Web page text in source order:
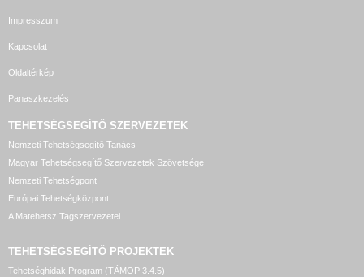
Impresszum
Kapcsolat
Oldaltérkép
Panaszkezelés
TEHETSÉGSEGÍTŐ SZERVEZETEK
Nemzeti Tehetségsegítő Tanács
Magyar Tehetségsegítő Szervezetek Szövetsége
Nemzeti Tehetségpont
Európai Tehetségközpont
A Matehetsz Tagszervezetei
TEHETSÉGSEGÍTŐ PROJEKTEK
Tehetséghidak Program (TÁMOP 3.4.5)